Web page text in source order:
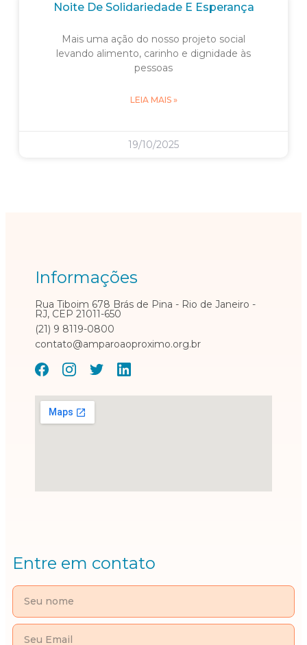
Noite De Solidariedade E Esperança
Mais uma ação do nosso projeto social
levando alimento, carinho e dignidade às
pessoas
LEIA MAIS »
19/10/2025
Informações
Rua Tiboim 678 Brás de Pina - Rio de Janeiro -
RJ, CEP 21011-650
(21) 9 8119-0800
contato@amparoaoproximo.org.br
Entre em contato